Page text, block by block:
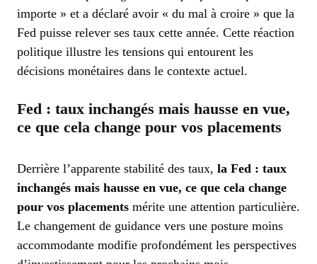
importe » et a déclaré avoir « du mal à croire » que la
Fed puisse relever ses taux cette année. Cette réaction
politique illustre les tensions qui entourent les
décisions monétaires dans le contexte actuel.
Fed : taux inchangés mais hausse en vue,
ce que cela change pour vos placements
Derrière l’apparente stabilité des taux, la Fed : taux
inchangés mais hausse en vue, ce que cela change
pour vos placements mérite une attention particulière.
Le changement de guidance vers une posture moins
accommodante modifie profondément les perspectives